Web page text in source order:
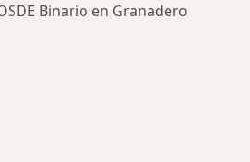
Binario en Granadero